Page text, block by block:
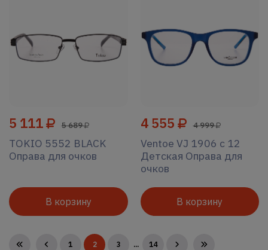
5 111 5 689
TOKIO 5552 BLACK
Оправа для очков
В корзину
4 555 4 999
Ventoe VJ 1906 c 12
Детская Оправа для
очков
В корзину
1 2 3 ... 14